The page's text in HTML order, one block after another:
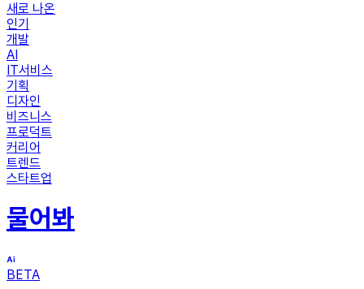
새로 나온
인기
개발
AI
IT서비스
기획
디자인
비즈니스
프로덕트
커리어
트렌드
스타트업
물어봐
BETA